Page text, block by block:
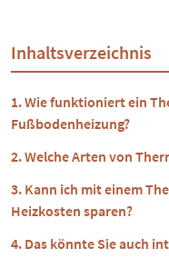
Inhaltsverzeichnis
Wie funktioniert ein
Fußbodenheizung?
Welche Arten von
Kann ich mit einem
Heizkosten sparen?
Das könnte Sie auch